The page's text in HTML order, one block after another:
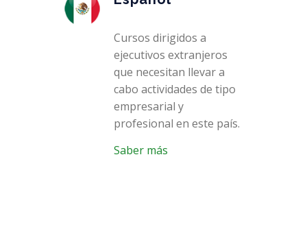
Cursos dirigidos a
ejecutivos extranjeros
que necesitan llevar a
cabo actividades de tipo
empresarial y
profesional en este país.
Saber más